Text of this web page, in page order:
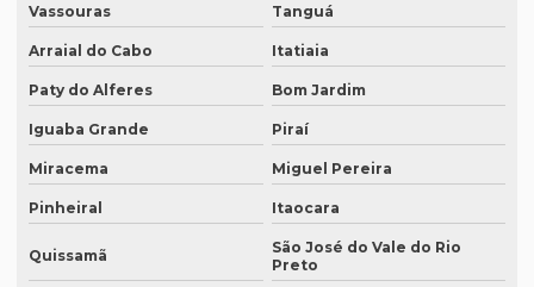
Empresa de revisão de textos em espanhol
Empresa de revisão de textos em francês
Empresa de revisão de textos em português
Empresa de revisão de textos técnicos
Empresa de tradução de artigos
Vassouras Tanguá
Arraial do Cabo Itatiaia
Paty do Alferes Bom Jardim
Iguaba Grande Piraí
Miracema Miguel Pereira
Pinheiral Itaocara
Quissamã
São José do Vale do Rio
Preto